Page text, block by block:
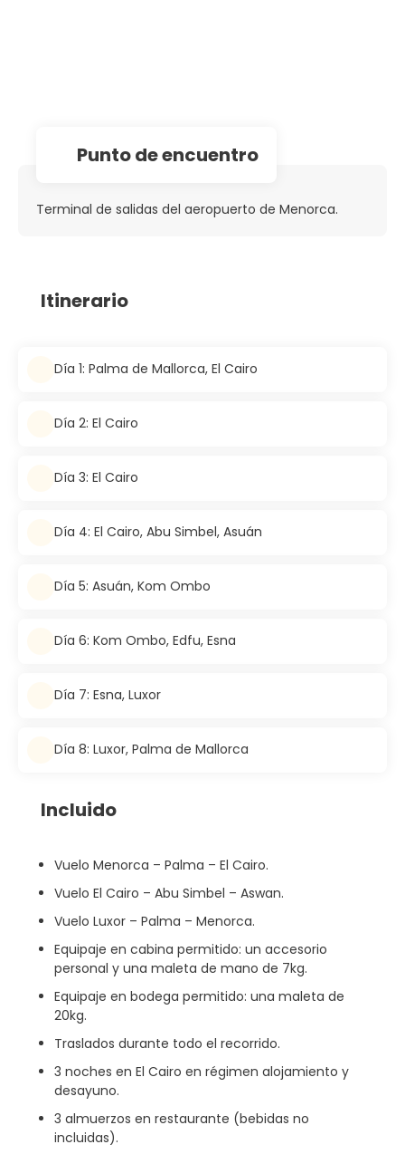
Punto de encuentro
Terminal de salidas del aeropuerto de Menorca.
Itinerario
Día 1: Palma de Mallorca, El Cairo
Día 2: El Cairo
Día 3: El Cairo
Día 4: El Cairo, Abu Simbel, Asuán
Día 5: Asuán, Kom Ombo
Día 6: Kom Ombo, Edfu, Esna
Día 7: Esna, Luxor
Día 8: Luxor, Palma de Mallorca
Incluido
Vuelo Menorca – Palma – El Cairo.
Vuelo El Cairo – Abu Simbel – Aswan.
Vuelo Luxor – Palma – Menorca.
Equipaje en cabina permitido: un accesorio
personal y una maleta de mano de 7kg.
Equipaje en bodega permitido: una maleta de
20kg.
Traslados durante todo el recorrido.
3 noches en El Cairo en régimen alojamiento y
desayuno.
3 almuerzos en restaurante (bebidas no
incluidas).